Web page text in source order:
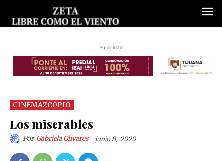
Publicidad
CINEMAZCOPIO
Los miserables
Por Gabriela Olivares junio 8, 2020